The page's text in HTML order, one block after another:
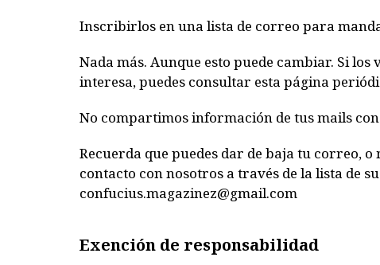
Inscribirlos en una lista de correo para
Nada más. Aunque esto puede cambiar. Si
interesa, puedes consultar esta página
No compartimos información de tus mails
Recuerda que puedes dar de baja tu correo,
contacto con nosotros a través de la lista de
confucius.magazinez@gmail.com
Exención de responsabilidad